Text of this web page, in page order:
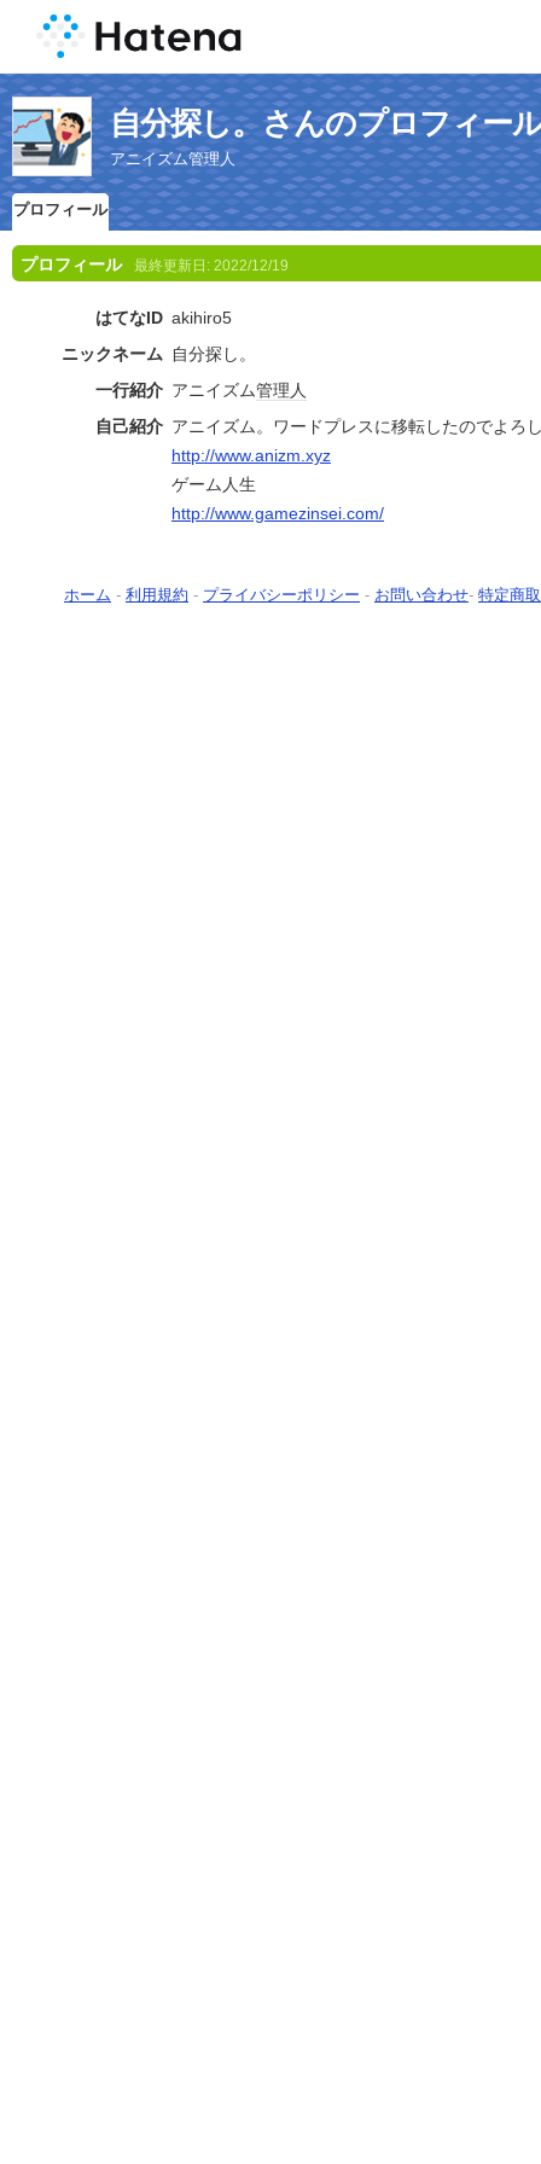
自分探し。さんのプロフィー
アニイズム管理人
プロフィール
プロフィール 最終更新日: 2022/12/19
はてなID akihiro5
ニックネーム 自分探し。
一行紹介 アニイズム管理人
自己紹介 アニイズム。ワードプレスに移転したのでよろ
http://www.anizm.xyz
ゲーム人生
http://www.gamezinsei.com/
ホーム - 利用規約 - プライバシーポリシー - お問い合わせ- 特定商